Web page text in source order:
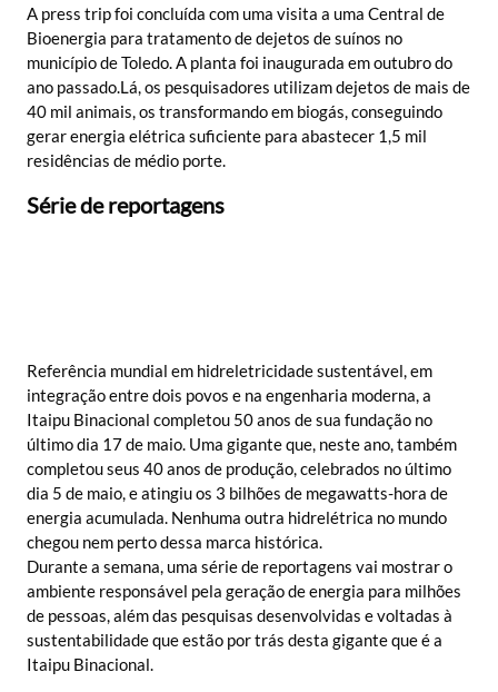
A press trip foi concluída com uma visita a uma Central de
Bioenergia para tratamento de dejetos de suínos no
município de Toledo. A planta foi inaugurada em outubro do
ano passado.Lá, os pesquisadores utilizam dejetos de mais de
40 mil animais, os transformando em biogás, conseguindo
gerar energia elétrica suficiente para abastecer 1,5 mil
residências de médio porte.
Série de reportagens
Referência mundial em hidreletricidade sustentável, em
integração entre dois povos e na engenharia moderna, a
Itaipu Binacional completou 50 anos de sua fundação no
último dia 17 de maio. Uma gigante que, neste ano, também
completou seus 40 anos de produção, celebrados no último
dia 5 de maio, e atingiu os 3 bilhões de megawatts-hora de
energia acumulada. Nenhuma outra hidrelétrica no mundo
chegou nem perto dessa marca histórica.
Durante a semana, uma série de reportagens vai mostrar o
ambiente responsável pela geração de energia para milhões
de pessoas, além das pesquisas desenvolvidas e voltadas à
sustentabilidade que estão por trás desta gigante que é a
Itaipu Binacional.